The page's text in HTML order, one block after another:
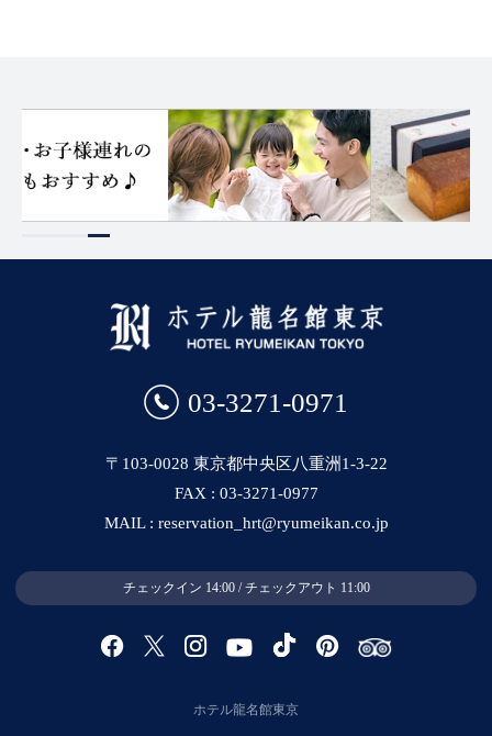
03-3271-0971
〒103-0028 東京都中央区八重洲1-3-22
FAX : 03-3271-0977
MAIL : reservation_hrt@ryumeikan.co.jp
チェックイン 14:00 / チェックアウト 11:00
ホテル龍名館東京